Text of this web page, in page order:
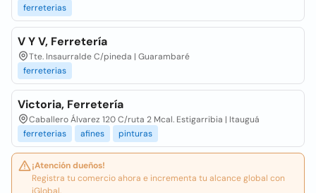
ferreterias
V Y V, Ferretería
Tte. Insaurralde C/pineda | Guarambaré
ferreterias
Victoria, Ferretería
Caballero Álvarez 120 C/ruta 2 Mcal. Estigarribia | Itauguá
ferreterias
afines pinturas
¡Atención dueños!
Registra tu comercio ahora e incrementa tu alcance global con